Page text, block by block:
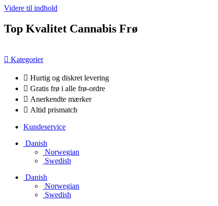
Videre til indhold
Top Kvalitet Cannabis Frø
Kategorier
Hurtig og diskret levering
Gratis frø i alle frø-ordre
Anerkendte mærker
Altid prismatch
Kundeservice
Danish
Norwegian
Swedish
Danish
Norwegian
Swedish